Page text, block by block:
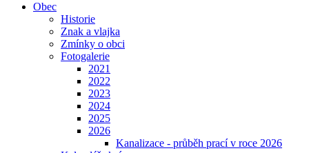
Obec
Historie
Znak a vlajka
Zmínky o obci
Fotogalerie
2021
2022
2023
2024
2025
2026
Kanalizace - průběh prací v roce 2026